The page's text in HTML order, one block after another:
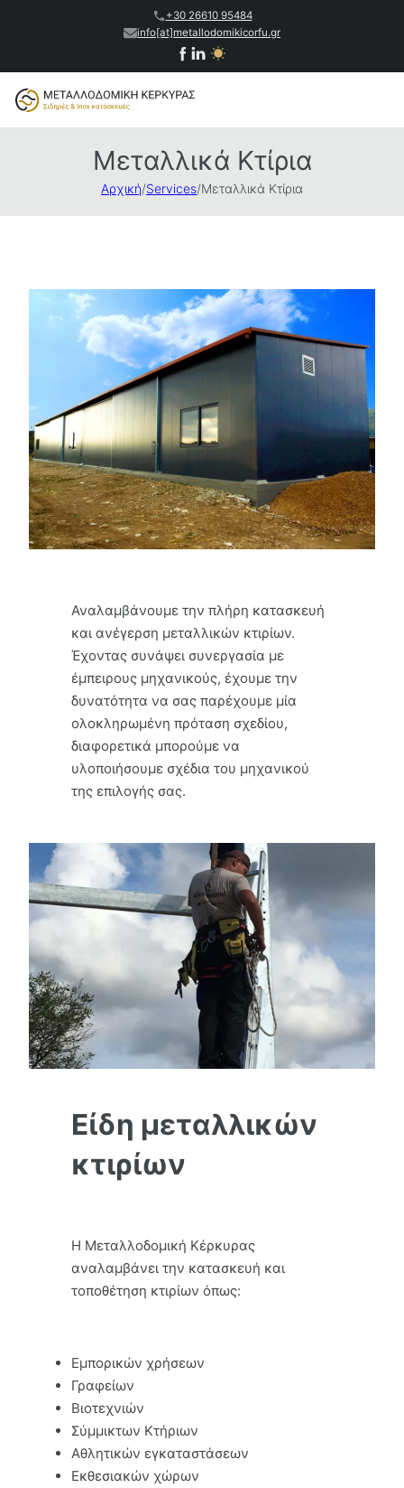
+30 26610 95484
info[at]metallodomikicorfu.gr
Μεταλλικά Κτίρια
Αρχική/Services/Μεταλλικά Κτίρια
Αναλαμβάνουμε την πλήρη κατασκευή
και ανέγερση μεταλλικών κτιρίων.
Έχοντας συνάψει συνεργασία με
έμπειρους μηχανικούς, έχουμε την
δυνατότητα να σας παρέχουμε μία
ολοκληρωμένη πρόταση σχεδίου,
διαφορετικά μπορούμε να
υλοποιήσουμε σχέδια του μηχανικού
της επιλογής σας.
Είδη μεταλλικών
κτιρίων
Η Μεταλλοδομική Κέρκυρας
αναλαμβάνει την κατασκευή και
τοποθέτηση κτιρίων όπως:
Εμπορικών χρήσεων
Γραφείων
Βιοτεχνιών
Σύμμικτων Κτήριων
Αθλητικών εγκαταστάσεων
Εκθεσιακών χώρων